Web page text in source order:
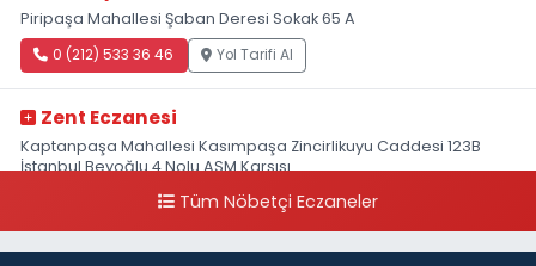
Piripaşa Mahallesi Şaban Deresi Sokak 65 A
0 (212) 533 36 46 Yol Tarifi Al
Zent Eczanesi
Kaptanpaşa Mahallesi Kasımpaşa Zincirlikuyu Caddesi 123B
İstanbul Beyoğlu 4 Nolu ASM Karşısı
0 (212) 297 96 92 Yol Tarifi Al
Tüm Nöbetçi Eczaneler